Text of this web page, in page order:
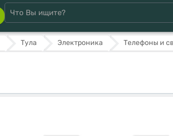
Тула Электроника Телефоны и